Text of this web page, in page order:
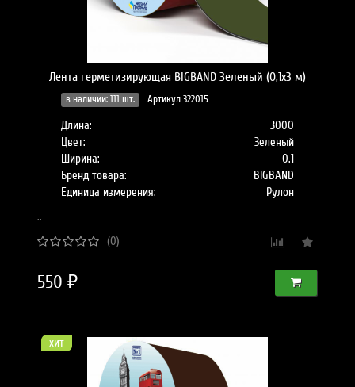
Лента герметизирующая BIGBAND Зеленый (0,1х3 м)
в наличии: 111 шт. Артикул 322015
Длина:
3000
Цвет:
Зеленый
Ширина:
0.1
Бренд товара:
BIGBAND
Единица измерения:
Рулон
..
(0)
550 ₽
хит